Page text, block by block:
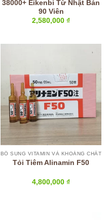
38000+ Eikenbi Từ Nhật Bản
90 Viên
2,580,000 ₫
BỔ SUNG VITAMIN VÀ KHOÁNG CHẤT
Tỏi Tiêm Alinamin F50
4,800,000 ₫